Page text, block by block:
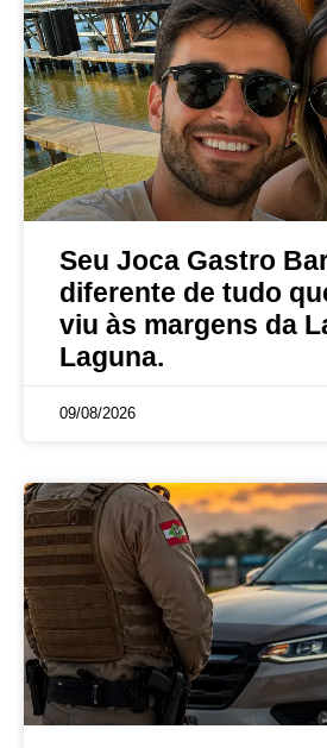
Seu Joca Gastro
diferente de tudo
viu às margens da
Laguna.
09/08/2026